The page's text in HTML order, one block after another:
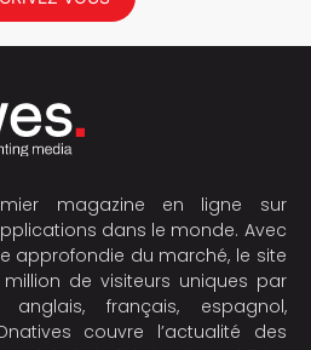
magazine en ligne sur
dans le monde. Avec
approfondie du marché, le site
de visiteurs uniques par
français, espagnol,
couvre l’actualité des